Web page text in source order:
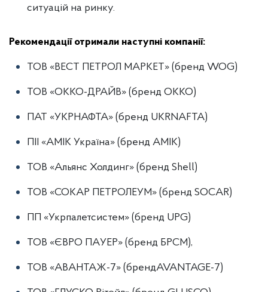
ситуацій на ринку.
Рекомендації отримали наступні компанії:
ТОВ «ВЕСТ ПЕТРОЛ МАРКЕТ» (бренд WOG)
ТОВ «ОККО-ДРАЙВ» (бренд OKKO)
ПАТ «УКРНАФТА» (бренд UKRNAFTA)
ПІІ «АМІК Україна» (бренд AMIK)
ТОВ «Альянс Холдинг» (бренд Shell)
ТОВ «СОКАР ПЕТРОЛЕУМ» (бренд SOCAR)
ПП «Укрпалетсистем» (бренд UPG)
ТОВ «ЄВРО ПАУЕР» (бренд БРСМ),
ТОВ «АВАНТАЖ-7» (брендAVANTAGE-7)